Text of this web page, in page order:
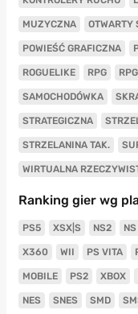
MUZYCZNA OTWARTY
POWIEŚĆ GRAFICZNA
ROGUELIKE RPG
SAMOCHODÓWKA
STRATEGICZNA
STRZELANINA TAK.
WIRTUALNA
Ranking gier wg
PS5 XSX|S NS2 NS
X360 WII PS VITA
MOBILE PS2 XBOX
NES SNES SMD